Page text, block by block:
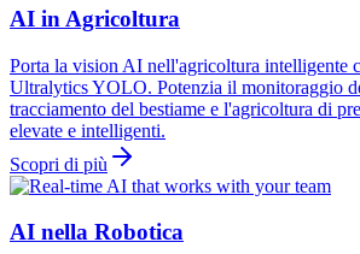
AI in Agricoltura
Porta la vision AI nell'agricoltura intelligente
Ultralytics YOLO. Potenzia il monitoraggio
tracciamento del bestiame e l'agricoltura di
elevate e intelligenti.
Scopri di più
AI nella Robotica